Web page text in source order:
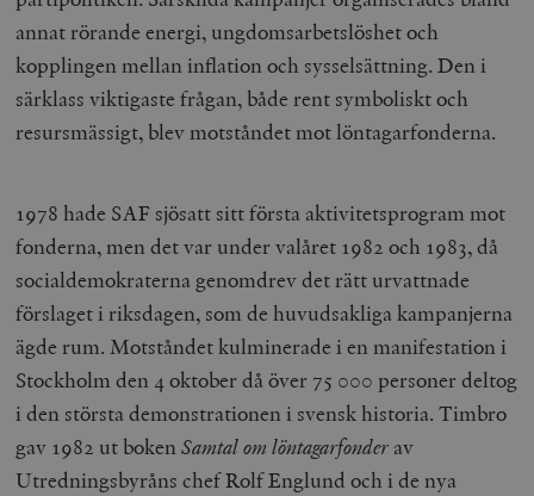
annat rörande energi, ungdomsarbetslöshet och
kopplingen mellan inflation och sysselsättning. Den i
särklass viktigaste frågan, både rent symboliskt och
resursmässigt, blev motståndet mot löntagarfonderna.
1978 hade SAF sjösatt sitt första aktivitetsprogram mot
fonderna, men det var under valåret 1982 och 1983, då
socialdemokraterna genomdrev det rätt urvattnade
förslaget i riksdagen, som de huvudsakliga kampanjerna
ägde rum. Motståndet kulminerade i en manifestation i
Stockholm den 4 oktober då över 75 000 personer deltog
i den största demonstrationen i svensk historia. Timbro
gav 1982 ut bokenSamtal om löntagarfonder av
Utredningsbyråns chef Rolf Englund och i de nya